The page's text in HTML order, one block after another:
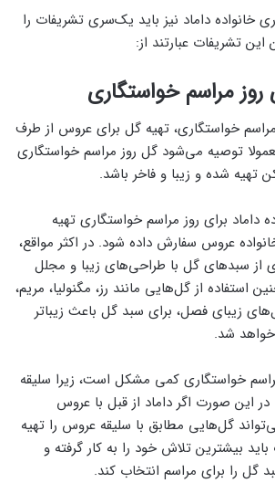
خانواده داماد نیز باید یک‌سری تشریفات را
تشریفات عبارتند از:
خواستگاری، تهیه گل برای عروس از طرف
توصیه‌ می‌شود گل روز مراسم خواستگاری
تهیه شده و زیبا و فاخر باشد.
داماد برای روز مراسم خواستگاری تهیه
عروس سفارش داده شود. در اکثر مواقع،
از سبدهای گل با طراحی‌های زیبا و مجلل
استفاده از گل‌هایی مانند رز، مگنولیا، مریم،
زیبای فصل، برای سبد گل باعث زیباتر
شد.
خواستگاری کمی ‌مشکل است، زیرا سلیقه
در این‌ صورت اگر داماد از قبل با عروس
گل‌هایی مطابق با سلیقه عروس را تهیه
بیشترین تلاش خود را به‌ کار گرفته و
گل را برای مراسم انتخاب کند.